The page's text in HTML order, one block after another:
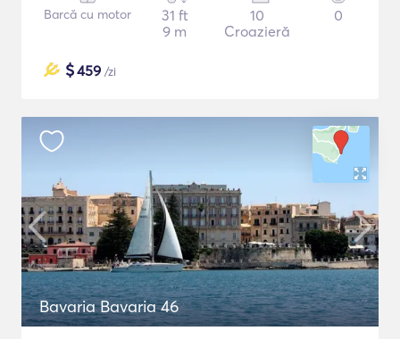
Barcă cu motor
31 ft
9 m
10
Croazieră
0
$459 /zi
Bavaria Bavaria 46